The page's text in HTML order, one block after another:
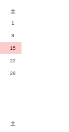
土
1
8
15
22
29
土